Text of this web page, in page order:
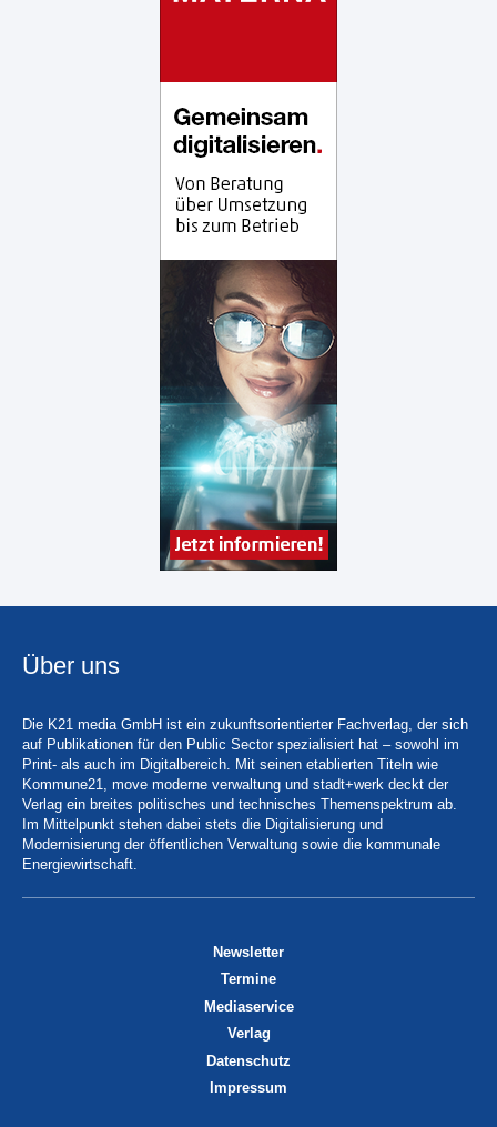
Über uns
Die K21 media GmbH ist ein zukunftsorientierter Fachverlag, der sich
auf Publikationen für den Public Sector spezialisiert hat – sowohl im
Print- als auch im Digitalbereich. Mit seinen etablierten Titeln wie
Kommune21, move moderne verwaltung und stadt+werk deckt der
Verlag ein breites politisches und technisches Themenspektrum ab.
Im Mittelpunkt stehen dabei stets die Digitalisierung und
Modernisierung der öffentlichen Verwaltung sowie die kommunale
Energiewirtschaft.
Newsletter
Termine
Mediaservice
Verlag
Datenschutz
Impressum